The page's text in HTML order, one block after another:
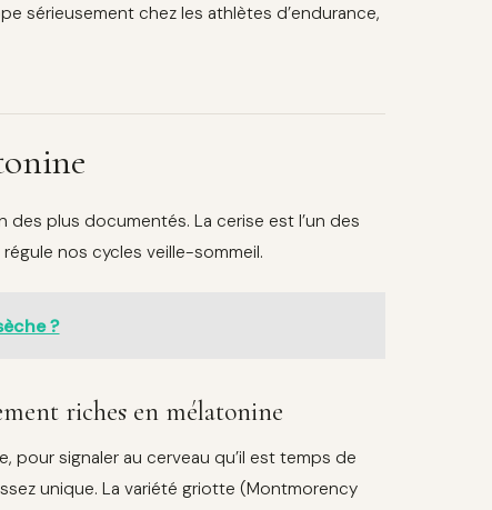
sérieusement chez les athlètes d’endurance,
des plus documentés. La cerise est l’un des
nos cycles veille-sommeil.
?
riches en mélatonine
pour signaler au cerveau qu’il est temps de
unique. La variété griotte (Montmorency